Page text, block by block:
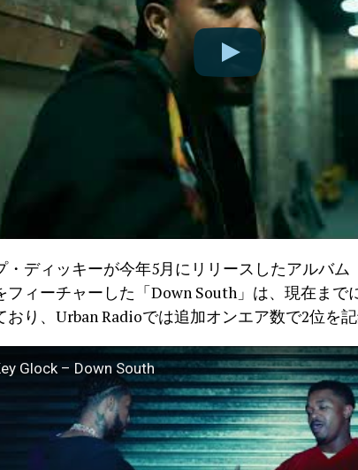
・ディッキーが今年5月にリリースしたアルバ
フィーチャーした「Down South」は、現在まで
り、Urban Radioでは追加オンエア数で2位を記
Glock – Down South